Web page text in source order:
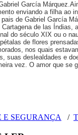
García
enviando a filha ao
de Gabriel García
de las
do século XIX ou o
de flores
nos quais
suas deslealdades e
vez. O amor que se
E SEGURANÇA /